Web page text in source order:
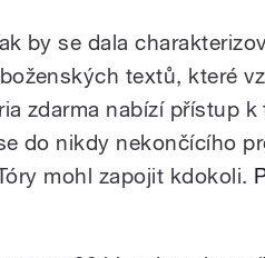
by se dala
textů, které
zdarma nabízí přístup
do nikdy nekončícího
mohl zapojit kdokoli.